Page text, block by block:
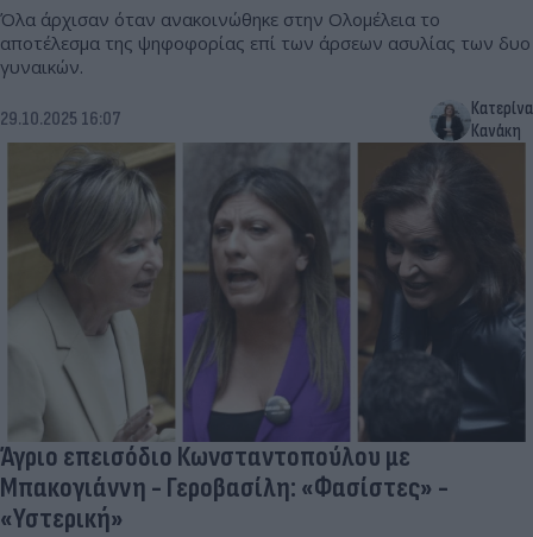
Όλα άρχισαν όταν ανακοινώθηκε στην Ολομέλεια το
αποτέλεσμα της ψηφοφορίας επί των άρσεων ασυλίας των δυο
γυναικών.
29.10.2025 16:07
Κατερίνα
Κανάκη
Άγριο επεισόδιο Κωνσταντοπούλου με
Μπακογιάννη - Γεροβασίλη: «Φασίστες» -
«Υστερική»